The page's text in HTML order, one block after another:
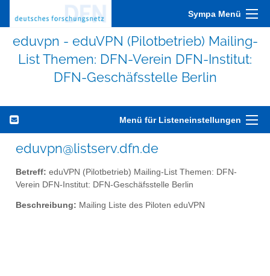
Sympa Menü
eduvpn - eduVPN (Pilotbetrieb) Mailing-
List Themen: DFN-Verein DFN-Institut:
DFN-Geschäfsstelle Berlin
Menü für Listeneinstellungen
eduvpn@listserv.dfn.de
Betreff: eduVPN (Pilotbetrieb) Mailing-List Themen: DFN-
Verein DFN-Institut: DFN-Geschäfsstelle Berlin
Beschreibung: Mailing Liste des Piloten eduVPN